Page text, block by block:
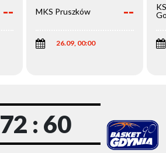
-- MKS Pruszków --
26.09, 00:00
72 : 60